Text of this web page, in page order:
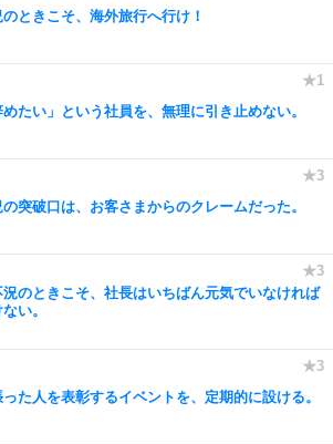
ときこそ、海外旅行へ行け！
めたい」という社員を、無理に引き止めない。
突破口は、お客さまからのクレームだった。
況のときこそ、社長はいちばん元気でいなければ
い。
た人を表彰するイベントを、定期的に設ける。